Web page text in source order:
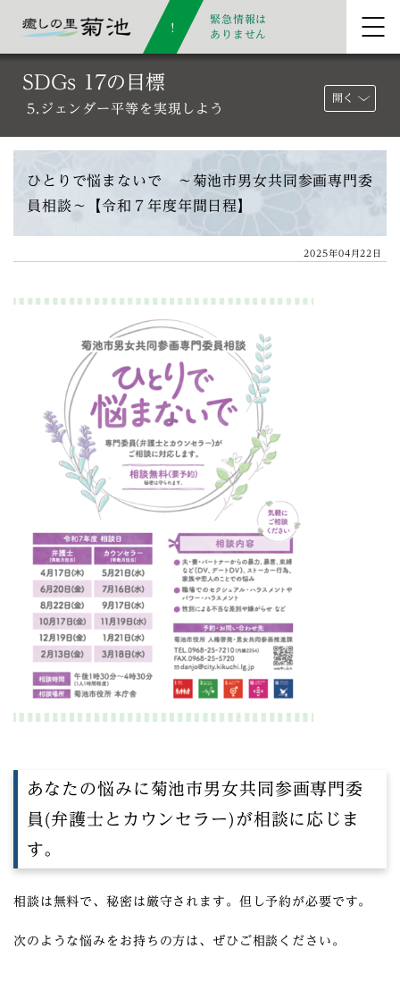
緊急情報は
ありません
SDGs 17の目標
5.ジェンダー平等を実現しよう
開く
ひとりで悩まないで 〜菊池市男女共同参画専門委
員相談〜【令和７年度年間日程】
2025年04月22日
あなたの悩みに菊池市男女共同参画専門委
員(弁護士とカウンセラー)が相談に応じま
す。
相談は無料で、秘密は厳守されます。但し予約が必要です。
次のような悩みをお持ちの方は、ぜひご相談ください。